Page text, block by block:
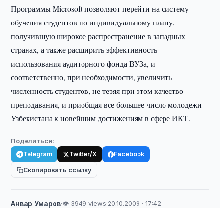
Программы Microsoft позволяют перейти на систему
обучения студентов по индивидуальному плану,
получившую широкое распространение в западных
странах, а также расширить эффективность
использования аудиторного фонда ВУЗа, и
соответственно, при необходимости, увеличить
численность студентов, не теряя при этом качество
преподавания, и приобщая все большее число молодежи
Узбекистана к новейшим достижениям в сфере ИКТ.
Поделиться:
Telegram Twitter/X Facebook
Скопировать ссылку
Анвар Умаров·👁 3949 views·20.10.2009 · 17:42